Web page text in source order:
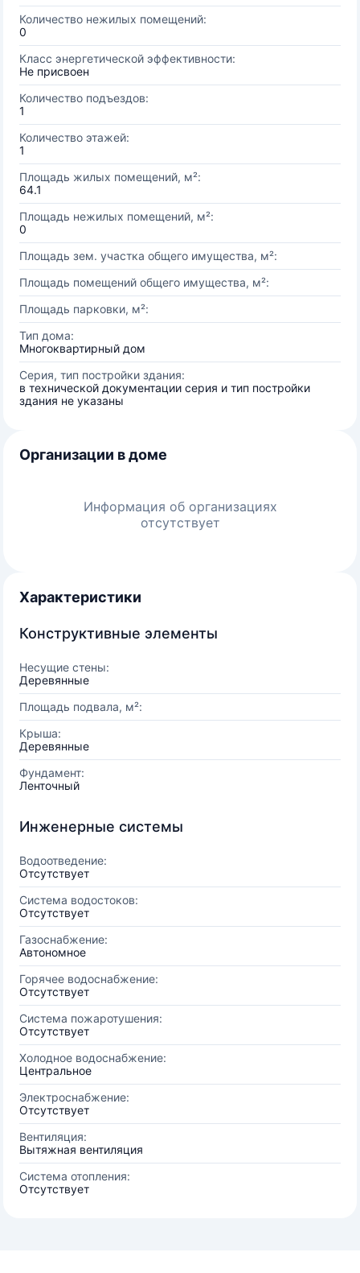
Количество нежилых помещений:
0
Класс энергетической эффективности:
Не присвоен
Количество подъездов:
1
Количество этажей:
1
Площадь жилых помещений, м²:
64.1
Площадь нежилых помещений, м²:
0
Площадь зем. участка общего имущества, м²:
Площадь помещений общего имущества, м²:
Площадь парковки, м²:
Тип дома:
Многоквартирный дом
Серия, тип постройки здания:
в технической документации серия и тип постройки
здания не указаны
Организации в доме
Информация об организациях
отсутствует
Характеристики
Конструктивные элементы
Несущие стены:
Деревянные
Площадь подвала, м²:
Крыша:
Деревянные
Фундамент:
Ленточный
Инженерные системы
Водоотведение:
Отсутствует
Система водостоков:
Отсутствует
Газоснабжение:
Автономное
Горячее водоснабжение:
Отсутствует
Система пожаротушения:
Отсутствует
Холодное водоснабжение:
Центральное
Электроснабжение:
Отсутствует
Вентиляция:
Вытяжная вентиляция
Система отопления:
Отсутствует